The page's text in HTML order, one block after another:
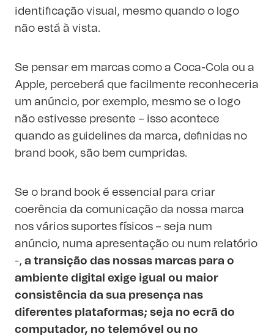
identificação visual, mesmo quando o logo
não está à vista.
Se pensar em marcas como a Coca-Cola ou a
Apple, perceberá que facilmente reconheceria
um anúncio, por exemplo, mesmo se o logo
não estivesse presente – isso acontece
quando as guidelines da marca, definidas no
brand book, são bem cumpridas.
Se o brand book é essencial para criar
coerência da comunicação da nossa marca
nos vários suportes físicos – seja num
anúncio, numa apresentação ou num relatório
-, a transição das nossas marcas para o
ambiente digital exige igual ou maior
consistência da sua presença nas
diferentes plataformas; seja no ecrã do
computador, no telemóvel ou no